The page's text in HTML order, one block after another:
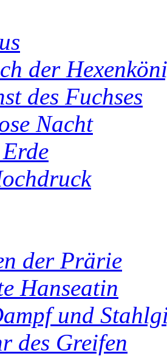
der
des Fuchses
Nacht
der Prärie
Hanseatin
und
des Greifen